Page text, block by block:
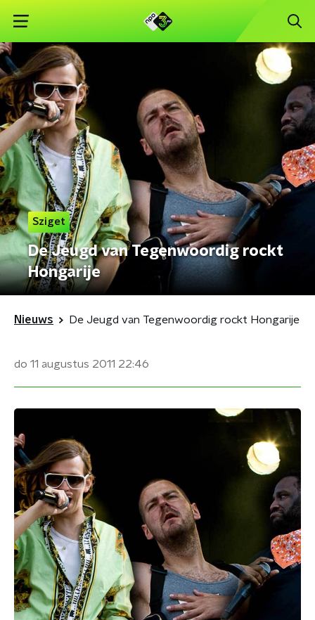
Sziget
De Jeugd van Tegenwoordig rockt
Hongarije
Nieuws De Jeugd van Tegenwoordig rockt Hongarije
do 11 augustus 2011 22:46